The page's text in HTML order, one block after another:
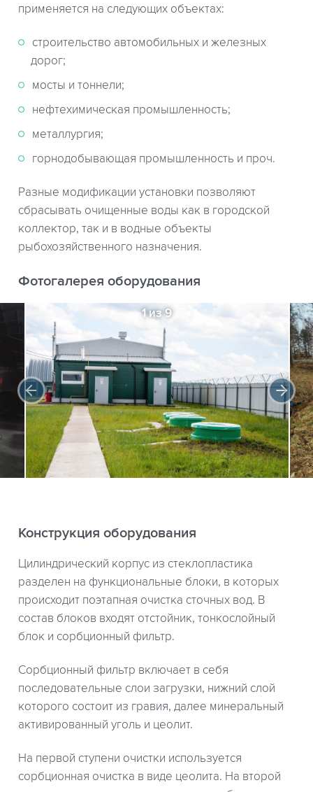
применяется на следующих объектах:
строительство автомобильных и железных
дорог;
мосты и тоннели;
нефтехимическая промышленность;
металлургия;
горнодобывающая промышленность и проч.
Разные модификации установки позволяют
сбрасывать очищенные воды как в городской
коллектор, так и в водные объекты
рыбохозяйственного назначения.
Фотогалерея оборудования
1 из 9
Конструкция оборудования
Цилиндрический корпус из стеклопластика
разделен на функциональные блоки, в которых
происходит поэтапная очистка сточных вод. В
состав блоков входят отстойник, тонкослойный
блок и сорбционный фильтр.
Сорбционный фильтр включает в себя
последовательные слои загрузки, нижний слой
которого состоит из гравия, далее минеральный
активированный уголь и цеолит.
На первой ступени очистки используется
сорбционная очистка в виде цеолита. На второй